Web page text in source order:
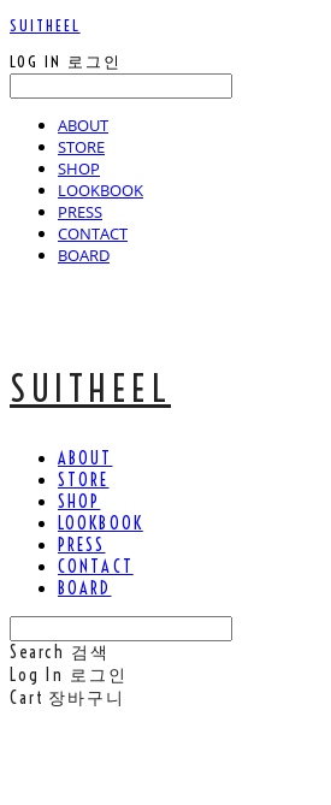
SUITHEEL
LOG IN
로그인
ABOUT
STORE
SHOP
LOOKBOOK
PRESS
CONTACT
BOARD
SUITHEEL
ABOUT
STORE
SHOP
LOOKBOOK
PRESS
CONTACT
BOARD
Search 검색
Log In 로그인
Cart 장바구니